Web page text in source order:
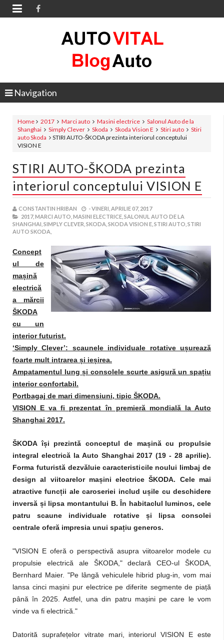

Navigation
Home 2017 Marci auto Masini electrice
Salonul Auto de la
Shanghai
Simply Clever Skoda Skoda Vision E Stiri auto
Stiri
auto Skoda
STIRI AUTO-ŠKODA prezinta interiorul conceptului
VISION E
STIRI AUTO-ŠKODA prezinta
interiorul conceptului VISION E
CONSTANTIN HRIBAN -VINERI, APRILIE 07, 2017
2017, MARCI AUTO, MASINI ELECTRICE, SALONUL AUTO DE LA
SHANGHAI, SIMPLY CLEVER, SKODA, SKODA VISION E, STIRI AUTO, STIRI
AUTO SKODA,
Concept
ul de
mașină
electrică
a mărcii
ŠKODA
cu un
interior futurist.
‘Simply Clever’: scaunele individuale rotative ușurează
foarte mult intrarea și ieșirea.
Ampatamentul lung și consolele scurte asigură un spațiu
interior confortabil.
Portbagaj de mari dimensiuni, tipic ŠKODA.
VISION E va fi prezentat în premieră mondială la Auto
Shanghai 2017.
ŠKODA își prezintă conceptul de mașină cu propulsie
integral electrică la Auto Shanghai 2017 (19 - 28 aprilie).
Forma futuristă dezvăluie caracteristicile noului limbaj de
design al viitoarelor mașini electrice ŠKODA. Cele mai
atractive funcții ale caroseriei includ ușile cu deschidere
inversă și lipsa montantului B. În habitaclul luminos, cele
patru scaune individuale rotative și lipsa consolei
centrale oferă impresia unui spațiu generos.
"VISION E oferă o perspectivă asupra viitoarelor modele cu
propulsie electrică ale ŠKODA," declară CEO-ul ŠKODA,
Bernhard Maier. "Pe lângă vehiculele hibrid plug-in, vom mai
lansa cinci mașini pur electrice pe diferite segmente de piață
până în 2025. Astfel, una din patru mașini pe care le vom
vinde va fi electrică."
Datorită suprafețelor vitrate mari, interiorul VISION E este